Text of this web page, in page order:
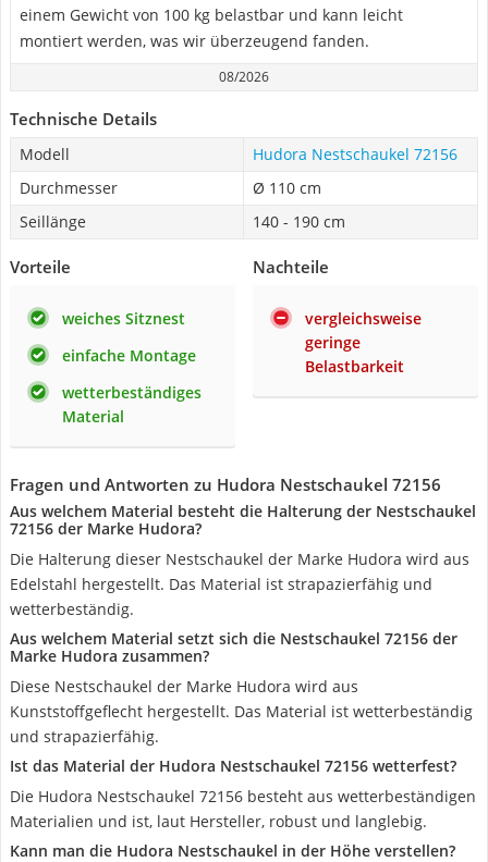
einem Gewicht von 100 kg belastbar und kann leicht
montiert werden, was wir überzeugend fanden.
08/2026
Technische Details
Modell
Hudora Nestschaukel 72156
Durchmesser
Ø 110 cm
Seillänge
140 - 190 cm
Vorteile
weiches Sitznest
einfache Montage
wetterbeständiges
Material
Nachteile
vergleichsweise
geringe
Belastbarkeit
Fragen und Antworten zu Hudora Nestschaukel 72156
Aus welchem Material besteht die Halterung der Nestschaukel
72156 der Marke Hudora?
Die Halterung dieser Nestschaukel der Marke Hudora wird aus
Edelstahl hergestellt. Das Material ist strapazierfähig und
wetterbeständig.
Aus welchem Material setzt sich die Nestschaukel 72156 der
Marke Hudora zusammen?
Diese Nestschaukel der Marke Hudora wird aus
Kunststoffgeflecht hergestellt. Das Material ist wetterbeständig
und strapazierfähig.
Ist das Material der Hudora Nestschaukel 72156 wetterfest?
Die Hudora Nestschaukel 72156 besteht aus wetterbeständigen
Materialien und ist, laut Hersteller, robust und langlebig.
Kann man die Hudora Nestschaukel in der Höhe verstellen?